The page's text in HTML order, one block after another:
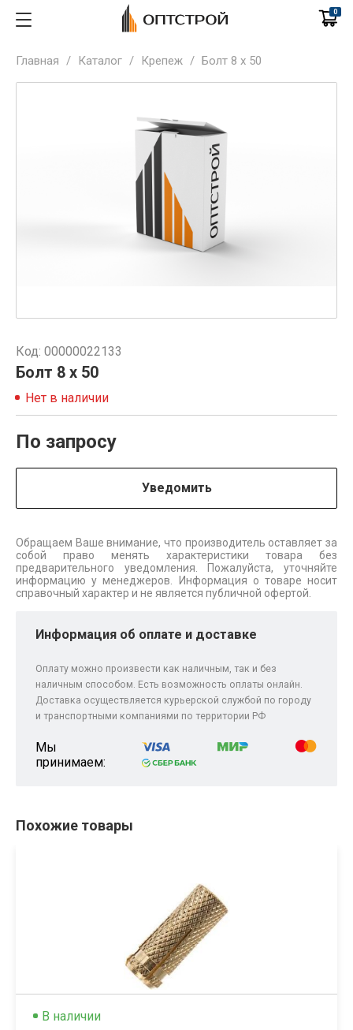
0
Главная / Каталог / Крепеж / Болт 8 х 50
Код: 00000022133
Болт 8 х 50
Нет в наличии
По запросу
Уведомить
Обращаем Ваше внимание, что производитель оставляет за
собой право менять характеристики товара без
предварительного уведомления. Пожалуйста, уточняйте
информацию у менеджеров. Информация о товаре носит
справочный характер и не является публичной офертой.
Информация об оплате и доставке
Оплату можно произвести как наличным, так и без
наличным способом. Есть возможность оплаты онлайн.
Доставка осуществляется курьерской службой по городу
и транспортными компаниями по территории РФ
Мы
принимаем:
Похожие товары
В наличии